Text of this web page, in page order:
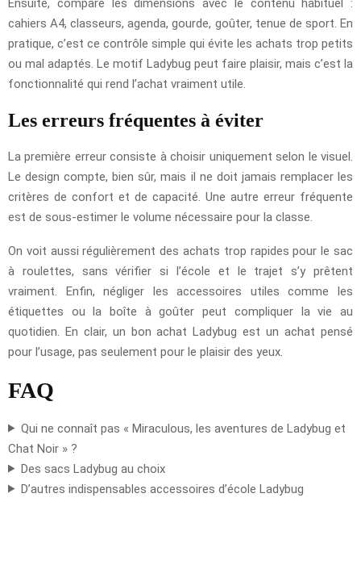
cahiers A4, classeurs, agenda, gourde, goûter, tenue de sport. En
pratique, c’est ce contrôle simple qui évite les achats trop petits
ou mal adaptés. Le motif Ladybug peut faire plaisir, mais c’est la
fonctionnalité qui rend l’achat vraiment utile.
Les erreurs fréquentes à éviter
La première erreur consiste à choisir uniquement selon le visuel.
Le design compte, bien sûr, mais il ne doit jamais remplacer les
critères de confort et de capacité. Une autre erreur fréquente
est de sous-estimer le volume nécessaire pour la classe.
On voit aussi régulièrement des achats trop rapides pour le sac
à roulettes, sans vérifier si l’école et le trajet s’y prêtent
vraiment. Enfin, négliger les accessoires utiles comme les
étiquettes ou la boîte à goûter peut compliquer la vie au
quotidien. En clair, un bon achat Ladybug est un achat pensé
pour l’usage, pas seulement pour le plaisir des yeux.
FAQ
Qui ne connaît pas « Miraculous, les aventures de Ladybug et
Chat Noir » ?
Des sacs Ladybug au choix
D’autres indispensables accessoires d’école Ladybug